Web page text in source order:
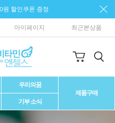
원 할인쿠폰 증정
마이페이지 최근본상품
우리의꿈
제품구매
기부 소식